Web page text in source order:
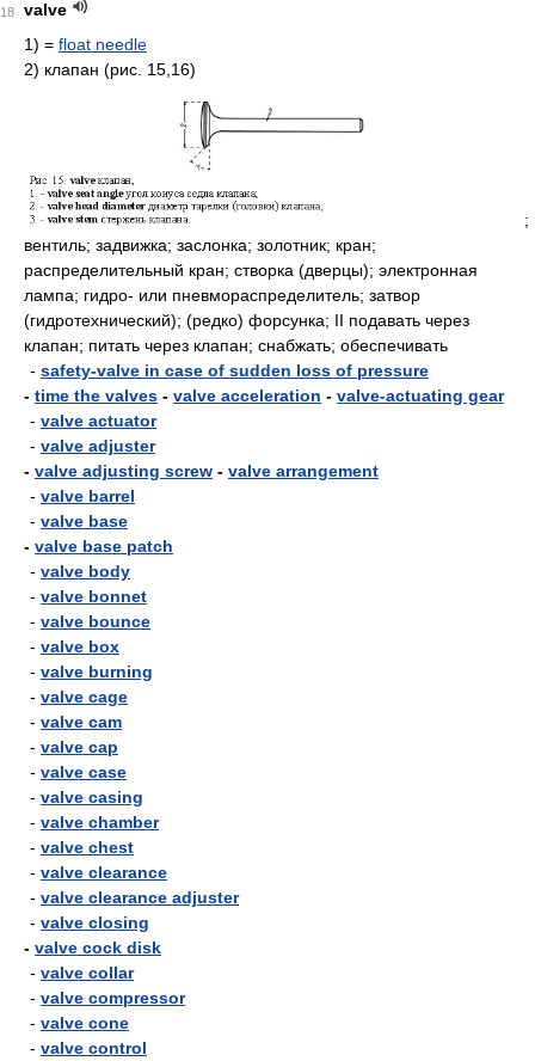
18
valve
1) = float needle
2) клапан (рис. 15,16)
;
вентиль; задвижка; заслонка; золотник; кран;
распределительный кран; створка (дверцы); электронная
лампа; гидро- или пневмораспределитель; затвор
(гидротехнический); (редко) форсунка; II подавать через
клапан; питать через клапан; снабжать; обеспечивать
- safety-valve in case of sudden loss of pressure
- time the valves - valve acceleration - valve-actuating gear
- valve actuator
- valve adjuster
- valve adjusting screw - valve arrangement
- valve barrel
- valve base
- valve base patch
- valve body
- valve bonnet
- valve bounce
- valve box
- valve burning
- valve cage
- valve cam
- valve cap
- valve case
- valve casing
- valve chamber
- valve chest
- valve clearance
- valve clearance adjuster
- valve closing
- valve cock disk
- valve collar
- valve compressor
- valve cone
- valve control